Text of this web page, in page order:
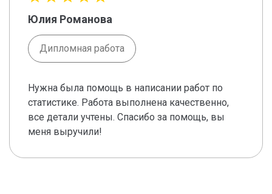
Юлия Романова
Дипломная работа
Нужна была помощь в написании работ по
статистике. Работа выполнена качественно,
все детали учтены. Спасибо за помощь, вы
меня выручили!